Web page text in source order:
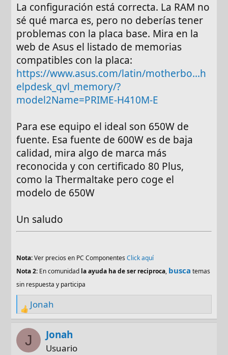
La configuración está correcta. La RAM no
sé qué marca es, pero no deberías tener
problemas con la placa base. Mira en la
web de Asus el listado de memorias
compatibles con la placa:
https://www.asus.com/latin/motherbo...h
elpdesk_qvl_memory/?
model2Name=PRIME-H410M-E
Para ese equipo el ideal son 650W de
fuente. Esa fuente de 600W es de baja
calidad, mira algo de marca más
reconocida y con certificado 80 Plus,
como la Thermaltake pero coge el
modelo de 650W
Un saludo
Nota:Ver precios en PC ComponentesClick aquí
Nota 2: En comunidad la ayuda ha de ser reciproca, busca temas
sin respuesta y participa
R
e
a
Jonah
J Jonah
Usuario